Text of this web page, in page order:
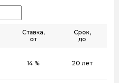
Ставка,
от
Срок,
до
14 % 20 лет